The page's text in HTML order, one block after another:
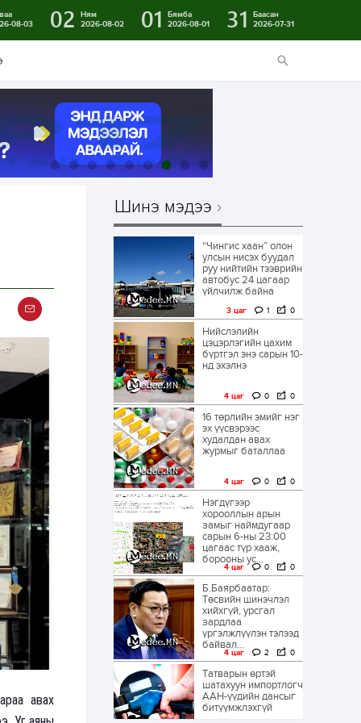
08-03
02
Ням
2026-08-02
01
Бямба
2026-08-01
31
Баасан
2026-07-31
авах
Шинэ мэдээ
“Чингис хаан” олон
улсын нисэх буудал
руу нийтийн тээврийн
автобус 24 цагаар
үйлчилж байна
3 цаг 1 0
Нийслэлийн
цэцэрлэгийн цахим
бүртгэл энэ сарын 10-
нд эхэлнэ
4 цаг 0 0
16 төрлийн эмийг нэг
эх үүсвэрээс
худалдан авах
журмыг баталлаа
4 цаг 0 0
Нэгдүгээр
хорооллын арын
замыг наймдугаар
сарын 6-ны 23:00
цагаас түр хааж,
борооны ус...
4 цаг 0 0
Б.Баярбаатар:
Төсвийн шинэчлэл
хийхгүй, урсгал
зардлаа
үргэлжлүүлэн тэлээд
байвал...
4 цаг 2 0
Татварын өртэй
шатахуун импортлогч
ААН-үүдийн дансыг
битүүмжлэхгүй